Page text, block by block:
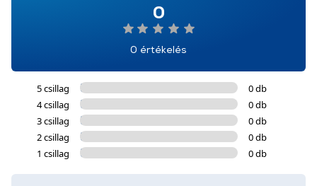
0
0 értékelés
5 csillag
0 db
4 csillag
0 db
3 csillag
0 db
2 csillag
0 db
1 csillag
0 db